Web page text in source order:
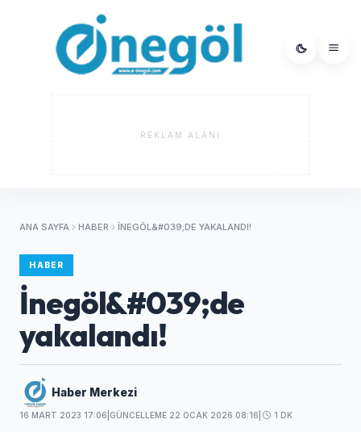
REKLAM ALANI
ANA SAYFA HABER İNEGÖL&#039;DE YAKALANDI!
HABER
İnegöl&#039;de
yakalandı!
Haber Merkezi
16 MART 2023 17:06 GÜNCELLEME 22 OCAK 2026 08:16 1 DK